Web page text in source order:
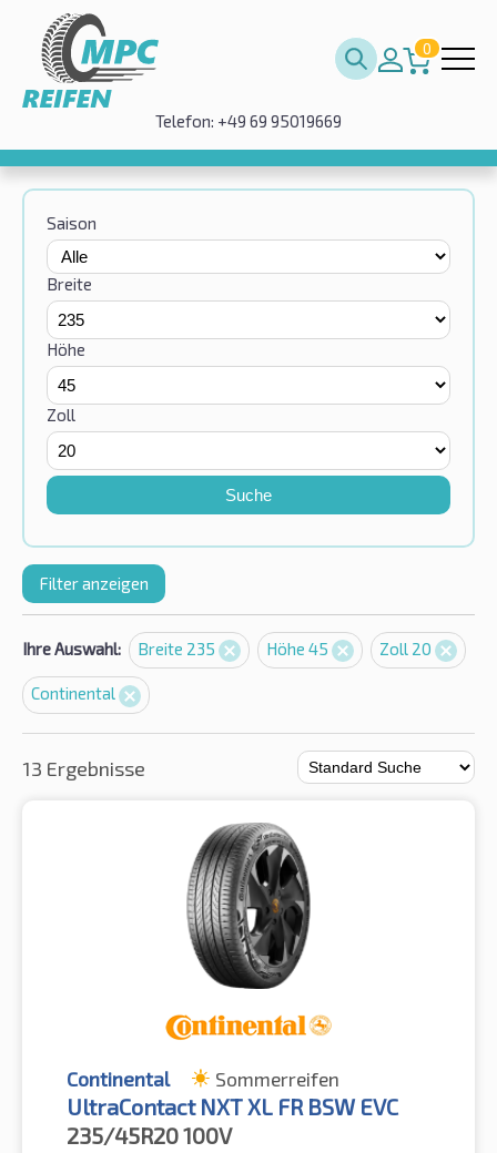
0
Telefon: +49 69 95019669
Saison
Breite
Höhe
Zoll
Suche
Filter anzeigen
Ihre Auswahl: Breite 235 Höhe 45 Zoll 20
Continental
13 Ergebnisse
Continental Sommerreifen
UltraContact NXT XL FR BSW EVC
235/45R20100V